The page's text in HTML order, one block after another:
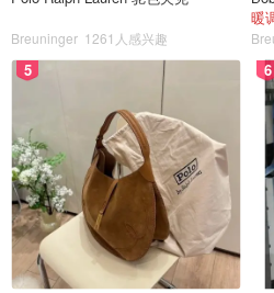
Breuninger 1261人感兴趣
暖
5 6